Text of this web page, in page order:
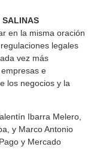
SALINAS
en la misma oración
legales
vez más
e
los negocios y la
Ibarra Melero,
y Marco Antonio
y Mercado